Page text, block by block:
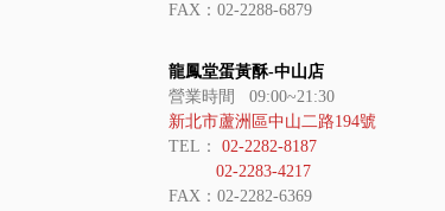
FAX：02-2288-6879
龍鳳堂蛋黃酥-中山店
營業時間 09:00~21:30
新北市蘆洲區中山二路194號
TEL： 02-2282-8187
02-2283-4217
FAX：02-2282-6369